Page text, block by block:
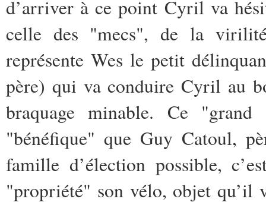
d’arriver à ce point Cyril va
celle des "mecs", de la
représente Wes le petit
père) qui va conduire Cyril au
braquage minable.
Ce "grand
"bénéfique" que Guy Catoul,
famille d’élection possible,
"propriété" son vélo, objet qu’il